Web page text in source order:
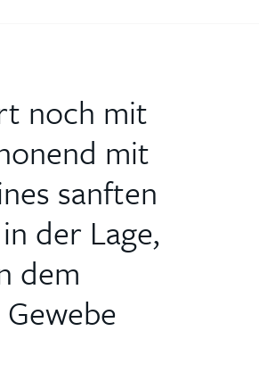
noch mit
mit
sanften
der Lage,
dem